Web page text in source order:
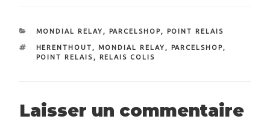
CATÉGORIES
MONDIAL RELAY, PARCELSHOP, POINT RELAIS
ÉTIQUETTES
HERENTHOUT, MONDIAL RELAY, PARCELSHOP,
POINT RELAIS, RELAIS COLIS
Laisser un commentaire